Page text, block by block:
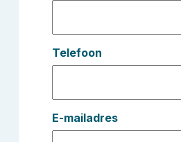
Telefoon
E-mailadres